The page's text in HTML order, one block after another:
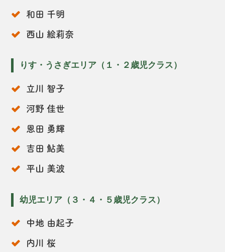
和田 千明
西山 絵莉奈
りす・うさぎエリア（１・２歳児クラス）
立川 智子
河野 佳世
恩田 勇輝
吉田 鮎美
平山 美波
幼児エリア（３・４・５歳児クラス）
中地 由起子
内川 桜